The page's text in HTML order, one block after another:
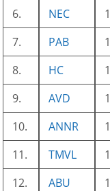
6.
NEC
7.
PAB
8.
HC
9.
AVD
10.
ANNR
11.
TMVL
12.
ABU